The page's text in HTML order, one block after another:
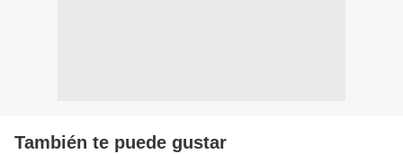
También te puede gustar